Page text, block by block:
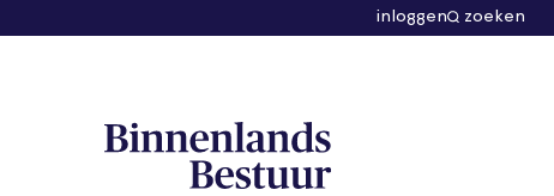
inloggen zoeken